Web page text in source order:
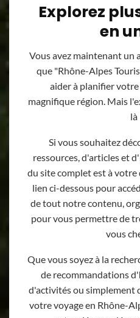
Explorez
en
Vous avez maintenant un
que "Rhône-Alpes
aider à planifier
magnifique région. Mais
là
Si vous souhaitez
ressources, d'articles et
du site complet est à
lien ci-dessous pour
de tout notre contenu,
pour vous permettre de
vous
Que vous soyez à la
de recommandations
d'activités ou simplement
votre voyage en Rhône-